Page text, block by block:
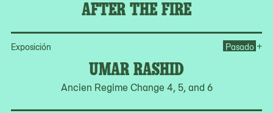
AFTER THE FIRE
Exposición
UMAR RASHID
Ancien Regime Change 4, 5, and 6
Pasado +